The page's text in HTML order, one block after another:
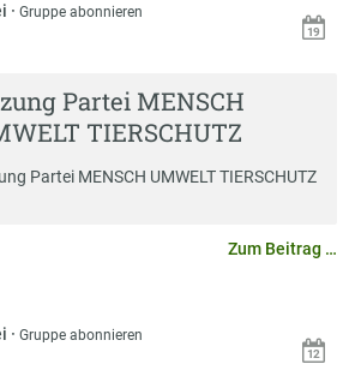
·Gruppe abonnieren
Partei MENSCH
TIERSCHUTZ
Partei MENSCH UMWELT TIERSCHUTZ
Zum Beitrag …
·Gruppe abonnieren